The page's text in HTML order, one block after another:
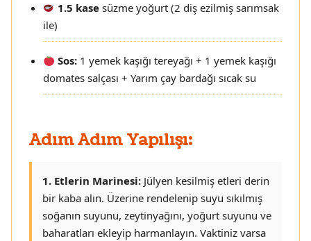
1.5 kase süzme yoğurt (2 diş ezilmiş sarımsak
ile)
Sos: 1 yemek kaşığı tereyağı + 1 yemek kaşığı
domates salçası + Yarım çay bardağı sıcak su
Adım Adım Yapılışı:
1. Etlerin Marinesi: Jülyen kesilmiş etleri derin
bir kaba alın. Üzerine rendelenip suyu sıkılmış
soğanın suyunu, zeytinyağını, yoğurt suyunu ve
baharatları ekleyip harmanlayın. Vaktiniz varsa